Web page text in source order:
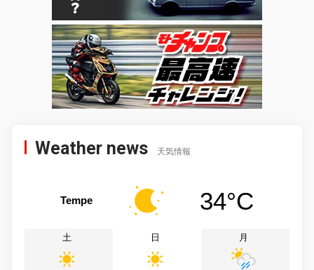
Weather news 天気情報
Tempe 34°C
土 日 月